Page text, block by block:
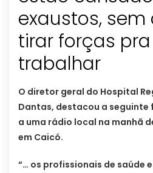
exaustos,
tirar forças
trabalhar
O diretor geral do Hospital
Dantas, destacou a seguinte
a uma rádio local na manhã
em Caicó.
“… os profissionais de saúde